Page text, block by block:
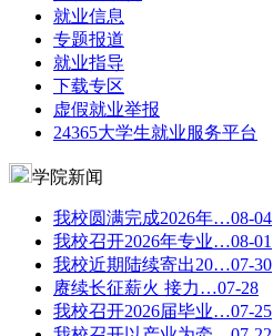
就业信息
专题报道
就业指导
下载专区
虚假就业举报
24365大学生就业服务平台
学院新闻
我校圆满完成2026年…08-04
我校召开2026年专业…08-01
我校近期陆续寄出20…07-30
赓续长征薪火 接力…07-28
我校召开2026届毕业…07-25